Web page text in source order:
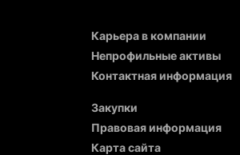
Карьера в компании
Непрофильные активы
Контактная информация
Закупки
Правовая информация
Карта сайта